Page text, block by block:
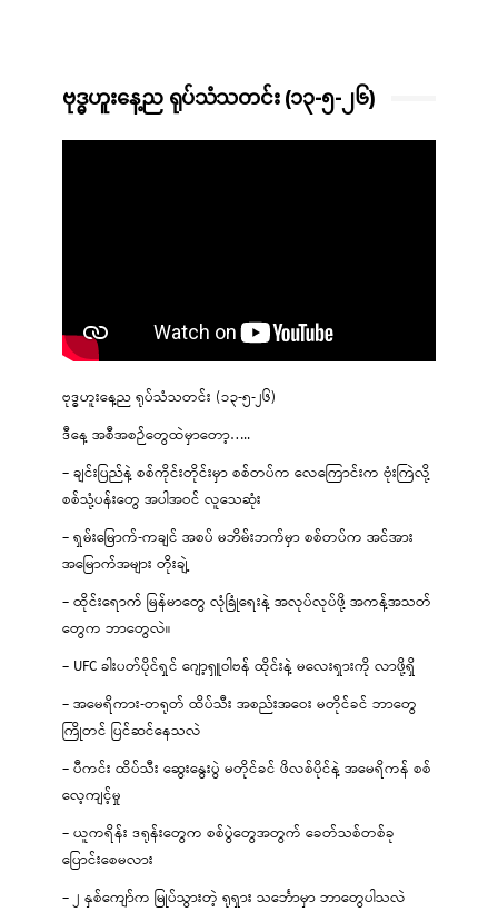
ဗုဒ္ဓဟူးနေ့ည ရုပ်သံသတင်း (၁၃-၅-၂၆)
ဗုဒ္ဓဟူးနေ့ည ရုပ်သံသတင်း (၁၃-၅-၂၆)
ဒီနေ့ အစီအစဉ်တွေထဲမှာတော့…..
– ချင်းပြည်နဲ့ စစ်ကိုင်းတိုင်းမှာ စစ်တပ်က လေကြောင်းက ဗုံးကြဲလို့
စစ်သုံ့ပန်းတွေ အပါအဝင် လူသေဆုံး
– ရှမ်းမြောက်-ကချင် အစပ် မဘိမ်းဘက်မှာ စစ်တပ်က အင်အား
အမြောက်အများ တိုးချဲ့
– ထိုင်းရောက် မြန်မာတွေ လုံခြုံရေးနဲ့ အလုပ်လုပ်ဖို့ အကန့်အသတ်
တွေက ဘာတွေလဲ။
– UFC ခါးပတ်ပိုင်ရှင် ဂျော့ရှူဝါဗန် ထိုင်းနဲ့ မလေးရှားကို လာဖို့ရှိ
– အမေရိကား-တရုတ် ထိပ်သီး အစည်းအဝေး မတိုင်ခင် ဘာတွေ
ကြိုတင် ပြင်ဆင်နေသလဲ
– ပီကင်း ထိပ်သီး ဆွေးနွေးပွဲ မတိုင်ခင် ဖိလစ်ပိုင်နဲ့ အမေရိကန် စစ်
လေ့ကျင့်မှု
– ယူကရိန်း ဒရုန်းတွေက စစ်ပွဲတွေအတွက် ခေတ်သစ်တစ်ခု
ပြောင်းစေမလား
– ၂ နှစ်ကျော်က မြုပ်သွားတဲ့ ရုရှား သင်္ဘောမှာ ဘာတွေပါသလဲ